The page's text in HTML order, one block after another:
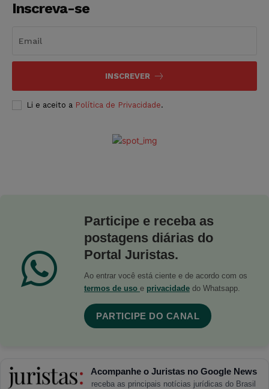
Inscreva-se
INSCREVER
Li e aceito a Política de Privacidade.
Participe e receba as
postagens diárias do
Portal Juristas.
Ao entrar você está ciente e de acordo com os
termos de uso e privacidade do Whatsapp.
PARTICIPE DO CANAL
Acompanhe o Juristas no Google News
receba as principais notícias jurídicas do Brasil